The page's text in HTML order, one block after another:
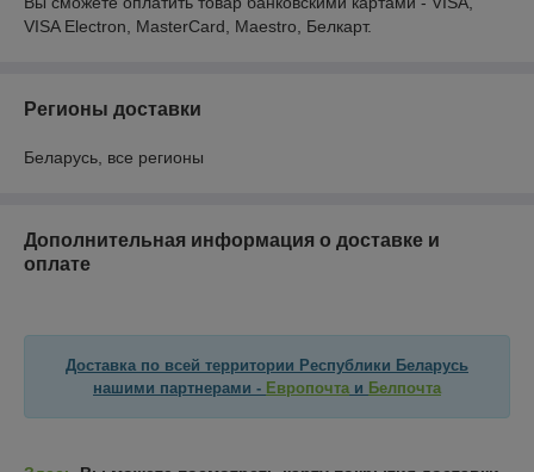
VISA Electron, MasterCard, Maestro, Белкарт.
Регионы доставки
Беларусь, все регионы
Дополнительная информация о доставке и
оплате
Доставка по всей территории Республики Беларусь
нашими партнерами - Европочта и Белпочта